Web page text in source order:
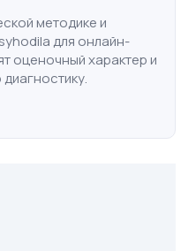
методике и
для онлайн-
оценочный характер и